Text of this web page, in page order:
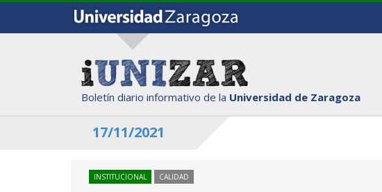
Boletín diario informativo de la Universidad de Zaragoza
17/11/2021
INSTITUCIONAL CALIDAD